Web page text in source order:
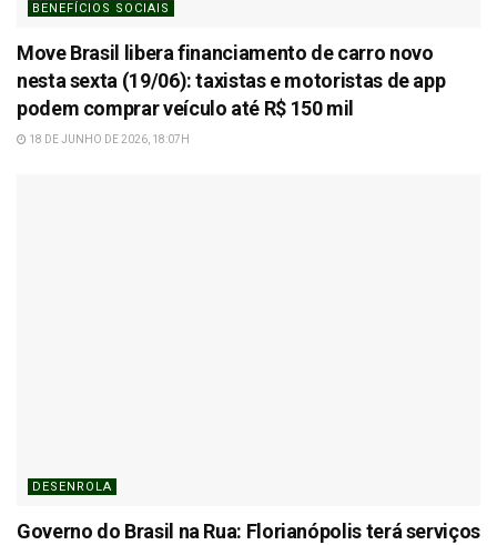
BENEFÍCIOS SOCIAIS
Move Brasil libera financiamento de carro novo
nesta sexta (19/06): taxistas e motoristas de app
podem comprar veículo até R$ 150 mil
18 DE JUNHO DE 2026, 18:07H
DESENROLA
Governo do Brasil na Rua: Florianópolis terá serviços